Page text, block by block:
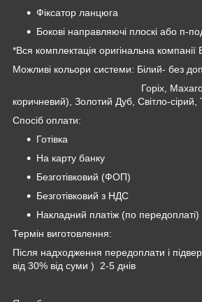
Фіксатор ланцюга
Бокові направляючі плоскі або п-
*Вся комплектація оригінальна
Можливі кольори системи: Білий- без
Горіх, Махагон
коричневий), Золотий Дуб, Світло-
Спосіб оплати:
Готівка
На карту банку
Безготівковий (ФОП)
Безготівковий з НДС
Накладний платіж (по передоплаті)
Термін виготовлення:
Після надходження передоплати і
від 30% від суми ) 2-5 днів